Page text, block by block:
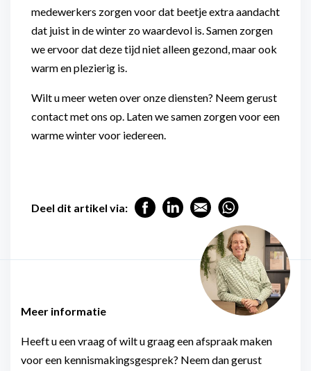
medewerkers zorgen voor dat beetje extra aandacht
dat juist in de winter zo waardevol is. Samen zorgen
we ervoor dat deze tijd niet alleen gezond, maar ook
warm en plezierig is.
Wilt u meer weten over onze diensten? Neem gerust
contact met ons op. Laten we samen zorgen voor een
warme winter voor iedereen.
Deel dit artikel via:
Meer informatie
Heeft u een vraag of wilt u graag een afspraak maken
voor een kennismakingsgesprek? Neem dan gerust